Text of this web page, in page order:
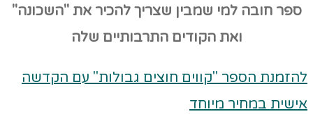
ספר חובה למי שמבין שצריך להכיר את "השכונה"
ואת הקודים התרבותיים שלה
להזמנת הספר "קווים חוצים גבולות" עם הקדשה
אישית במחיר מיוחד